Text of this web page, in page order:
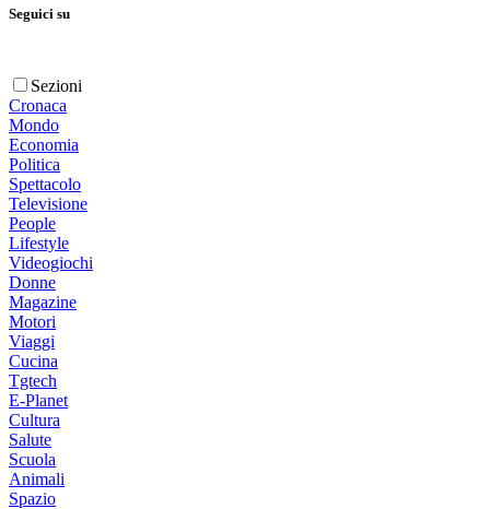
Seguici su
Sezioni
Cronaca
Mondo
Economia
Politica
Spettacolo
Televisione
People
Lifestyle
Videogiochi
Donne
Magazine
Motori
Viaggi
Cucina
Tgtech
E-Planet
Cultura
Salute
Scuola
Animali
Spazio